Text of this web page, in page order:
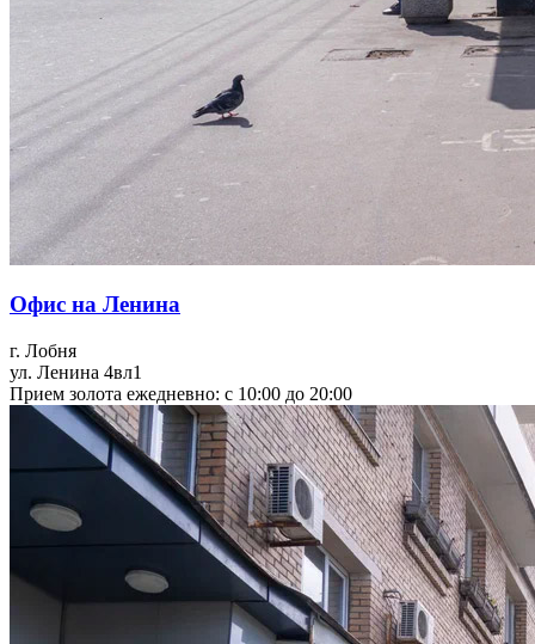
Офис на Ленина
г. Лобня
ул. Ленина 4вл1
Прием золота ежедневно: с 10:00 до 20:00